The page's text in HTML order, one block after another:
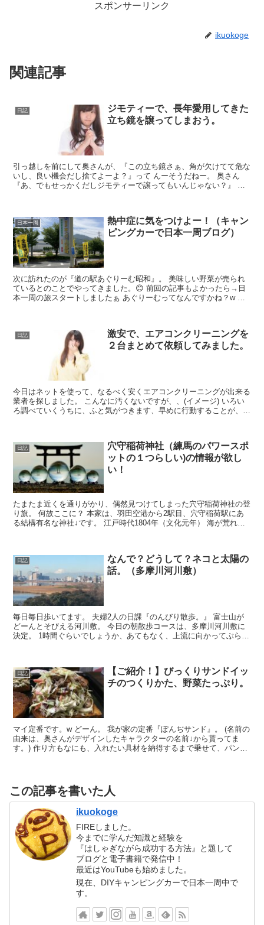
スポンサーリンク
ikuokoge
関連記事
日記
ジモティーで、長年愛用してきた
立ち鏡を譲ってしまおう。
引っ越しを前にして奥さんが、『この立ち鏡さぁ、角が欠けてて危な
いし、良い機会だし捨てよーよ？』って んーそうだねー。 奥さん
『あ、でもせっかくだしジモティーで譲ってもいんじゃない？』 そ
日本一周
熱中症に気をつけよー！（キャン
ピングカーで日本一周ブログ）
次に訪れたのが『道の駅あぐりーむ昭和』。 美味しい野菜が売られ
ているとのことでやってきました。😊 前回の記事もよかったら→日
本一周の旅スタートしましたぁ あぐりーむってなんですかね？w 調
日記
激安で、エアコンクリーニングを
２台まとめて依頼してみました。
今日はネットを使って、なるべく安くエアコンクリーニングが出来る
業者を探しました。 こんなに汚くないですが、、(イメージ) いろい
ろ調べていくうちに、ふと気がつきます、早めに行動することが、い
日記
穴守稲荷神社（練馬のパワースポ
ットの１つらしい)の情報が欲し
い！
たまたま近くを通りがかり、偶然見つけてしまった穴守稲荷神社の登
り旗。 何故ここに？ 本家は、羽田空港から2駅目、穴守稲荷駅にあ
る結構有名な神社↓です。 江戸時代1804年（文化元年） 海が荒れて
日記
なんで？どうして？ネコと太陽の
話。（多摩川河川敷）
毎日毎日歩いてます。 夫婦2人の日課『のんびり散歩。』 富士山が
どーんとそびえる河川敷。 今日の朝散歩コースは、多摩川河川敷に
決定。 1時間ぐらいでしょうか、あてもなく、上流に向かってぶらぶ
日記
【ご紹介！】びっくりサンドイッ
チのつくりかた、野菜たっぷり。
マイ定番です。w どーん。 我が家の定番『ぽんぢサンド』。 (名前の
由来は、奥さんがデザインしたキャラクターの名前↓から貰ってま
す。) 作り方もなにも、入れたい具材を納得するまで乗せて、パンで
この記事を書いた人
ikuokoge
FIREしました。
今までに学んだ知識と経験を
『はしゃぎながら成功する方法』と題して
ブログと電子書籍で発信中！
最近はYouTubeも始めました。
現在、DIYキャンピングカーで日本一周中で
す。